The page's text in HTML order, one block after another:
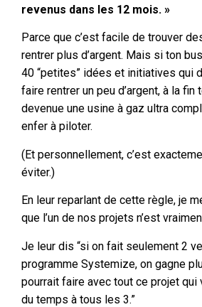
revenus dans les 12 mois. »
Parce que c’est facile de trouver
rentrer plus d’argent. Mais si ton
40 “petites” idées et initiatives qui
faire rentrer un peu d’argent, à la
devenue une usine à gaz ultra
enfer à piloter.
(Et personnellement, c’est
éviter.)
En leur reparlant de cette règle, je
que l’un de nos projets n’est
Je leur dis “si on fait seulement 2
programme Systemize, on gagne
pourrait faire avec tout ce projet qui
du temps à tous les 3.”